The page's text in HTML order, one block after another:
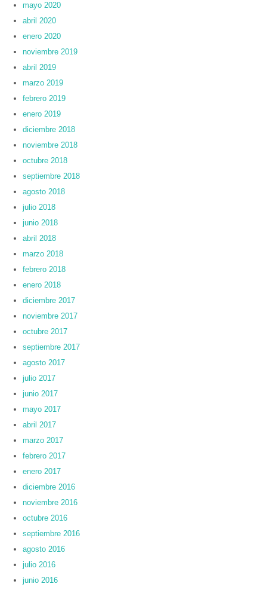
mayo 2020
abril 2020
enero 2020
noviembre 2019
abril 2019
marzo 2019
febrero 2019
enero 2019
diciembre 2018
noviembre 2018
octubre 2018
septiembre 2018
agosto 2018
julio 2018
junio 2018
abril 2018
marzo 2018
febrero 2018
enero 2018
diciembre 2017
noviembre 2017
octubre 2017
septiembre 2017
agosto 2017
julio 2017
junio 2017
mayo 2017
abril 2017
marzo 2017
febrero 2017
enero 2017
diciembre 2016
noviembre 2016
octubre 2016
septiembre 2016
agosto 2016
julio 2016
junio 2016